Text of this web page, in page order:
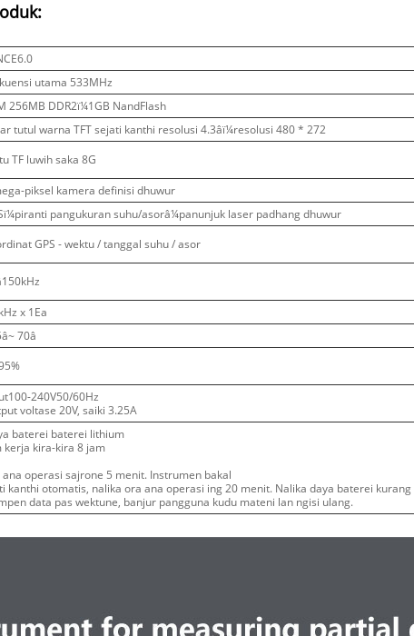
utama 533MHz
256MB DDR2ï¼1GB NandFlash
tutul warna TFT sejati kanthi resolusi 4.3âï¼resolusi 480 * 272
TF luwih saka 8G
piksel kamera definisi dhuwur
pangukuran suhu/asorâ¼panunjuk laser padhang dhuwur
GPS - wektu / tanggal suhu / asor
x 1Ea
70â
240V50/60Hz
voltase 20V, saiki 3.25A
baterei baterei lithium
kerja kira-kira 8 jam
operasi sajrone 5 menit. Instrumen bakal
kanthi otomatis, nalika ora ana operasi ing 20 menit. Nalika daya baterei
data pas wektune, banjur pangguna kudu mateni lan ngisi ulang.